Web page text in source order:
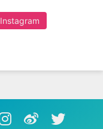
Instagram